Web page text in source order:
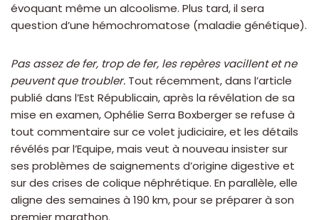
évoquant même un alcoolisme. Plus tard, il sera
question d’une hémochromatose (maladie génétique).
Pas assez de fer, trop de fer, les repères vacillent et ne
peuvent que troubler. Tout récemment, dans l’article
publié dans l’Est Républicain, après la révélation de sa
mise en examen, Ophélie Serra Boxberger se refuse à
tout commentaire sur ce volet judiciaire, et les détails
révélés par l’Equipe, mais veut à nouveau insister sur
ses problèmes de saignements d’origine digestive et
sur des crises de colique néphrétique. En parallèle, elle
aligne des semaines à 190 km, pour se préparer à son
premier marathon.